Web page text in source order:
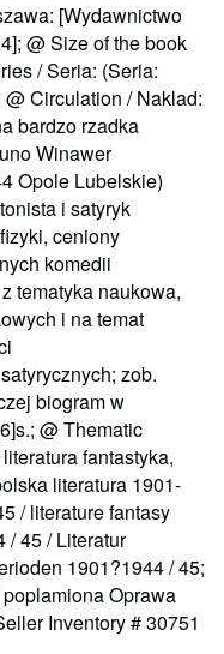
[Wydawnictwo
@ Size of the book
/ Seria: (Seria:
Circulation / Naklad:
bardzo rzadka
Winawer
Opole Lubelskie)
i satyryk
ceniony
komedii
tematyka naukowa,
i na temat
zob.
biogram w
@ Thematic
fantastyka,
literatura 1901-
/ literature fantasy
/ 45 / Literatur
1901?1944 / 45;
Oprawa
Inventory # 30751